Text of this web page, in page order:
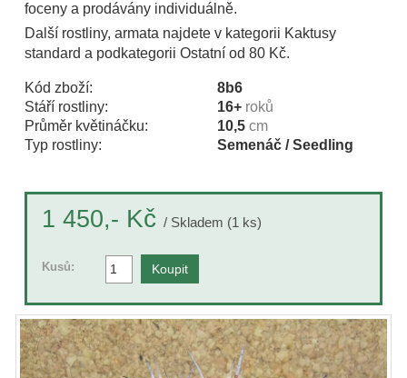
foceny a prodávány individuálně.
Další rostliny, armata najdete v kategorii Kaktusy
standard a podkategorii Ostatní od 80 Kč.
Kód zboží:
8b6
Stáří rostliny:
16+ roků
Průměr květináčku:
10,5 cm
Typ rostliny:
Semenáč / Seedling
1 450,- Kč / Skladem (1 ks)
Kusů: